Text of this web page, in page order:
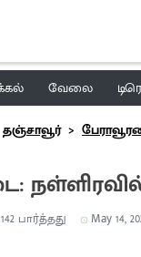
வேலை
தஞ்சாவூர்
நள்ளிரவில்
பார்த்தது May 14,